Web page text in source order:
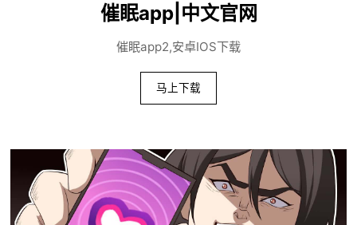
催眠app|中文官网
催眠app2,安卓IOS下载
马上下载